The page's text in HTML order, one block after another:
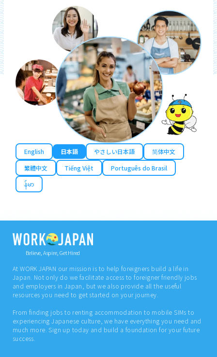
English 日本語 やさしい日本語
简体中文
繁體中文
Tiếng Việt
Português do Brasil
န်မာ
Believe, Aspire, Get Hired
At WORK JAPAN our mission is to help foreigners build a life in
Japan. Not only do we facilitate access to foreigner friendly jobs
and employers in Japan, but we also provide all the useful
resources you need to get started on your journey.
From finding jobs to renting accommodation to mobile SIMs to
experiencing Japanese culture, we have everything you need and
much more. Sign up today and build a foundation for your future
success.